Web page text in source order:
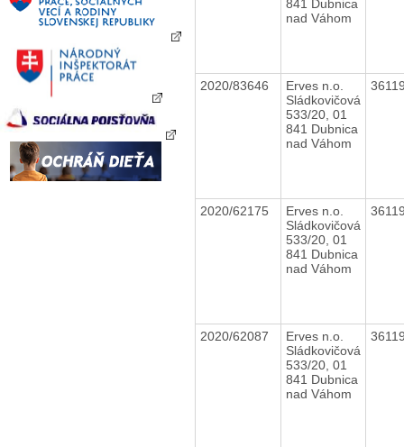
841 Dubnica
nad Váhom
2020/83646
Erves n.o.
Sládkovičová
533/20, 01
841 Dubnica
nad Váhom
2020/62175
Erves n.o.
Sládkovičová
533/20, 01
841 Dubnica
nad Váhom
2020/62087
Erves n.o.
Sládkovičová
533/20, 01
841 Dubnica
nad Váhom